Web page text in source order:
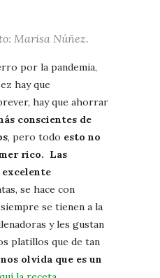
Marisa Núñez.
por la pandemia,
hay que
hay que ahorrar
conscientes de
, pero todo esto no
rico. Las
se hace con
se tienen a la
y les gustan
platillos que de tan
nos olvida que es un